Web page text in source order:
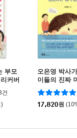
부모
커버
건
)
오은영 박사
이들의 진짜
17,820원